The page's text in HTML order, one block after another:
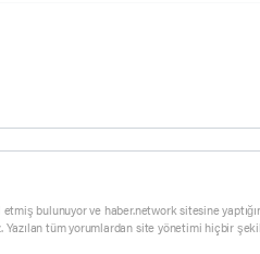
etmiş bulunuyor ve haber.network sitesine
Yazılan tüm yorumlardan site yönetimi hiçbir